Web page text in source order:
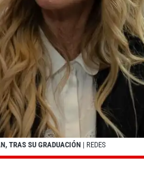
TRAS SU GRADUACIÓN | REDES